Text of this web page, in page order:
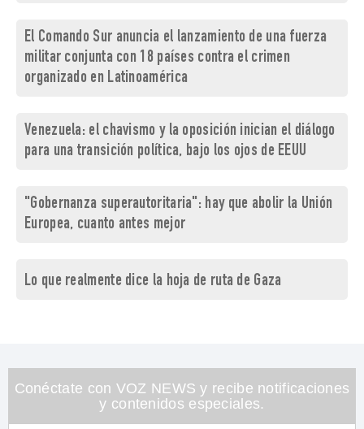
El Comando Sur anuncia el lanzamiento de una fuerza
militar conjunta con 18 países contra el crimen
organizado en Latinoamérica
Venezuela: el chavismo y la oposición inician el diálogo
para una transición política, bajo los ojos de EEUU
"Gobernanza superautoritaria": hay que abolir la Unión
Europea, cuanto antes mejor
Lo que realmente dice la hoja de ruta de Gaza
Conéctate con VOZ NEWS y recibe notificaciones
y contenidos especiales.